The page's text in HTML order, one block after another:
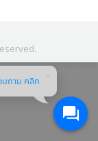
บถาม คลิก